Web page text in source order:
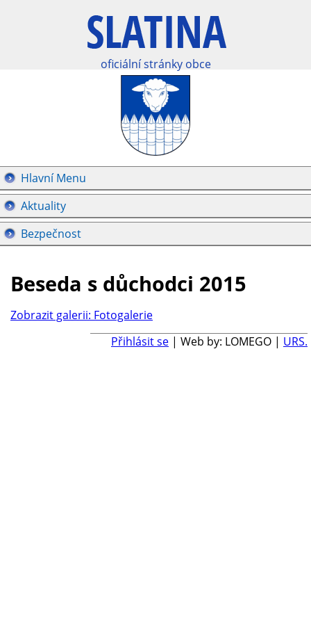
oficiální stránky obce
Hlavní Menu
Aktuality
Bezpečnost
Beseda s důchodci 2015
Zobrazit galerii: Fotogalerie
Přihlásit se | Web by: LOMEGO | URS.